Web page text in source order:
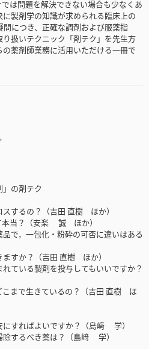
は問題を解決できない場合も少なくあ
製剤学の知識が求められる臨床上の
につき、正確な調剤および服薬指
扱いテクニック「剤テク」を先生方
薬剤師業務に活用いただける一冊で
の剤テク
スするの？（吉田 直樹 ほか）
本当？（安楽 誠 ほか）
で，一包化・粉砕の可否に違いはある
ますか？（吉田 直樹 ほか）
ている製剤を投与してもいいですか？
こまで生きているの？（吉田 直樹 ほ
にすればよいですか？（島﨑 学）
除するべき薬は？（島﨑 学）